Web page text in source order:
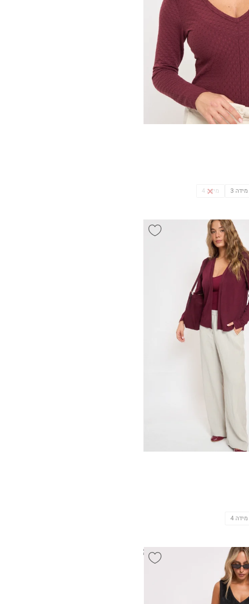
מידה 3 מידה 4
מידה 4